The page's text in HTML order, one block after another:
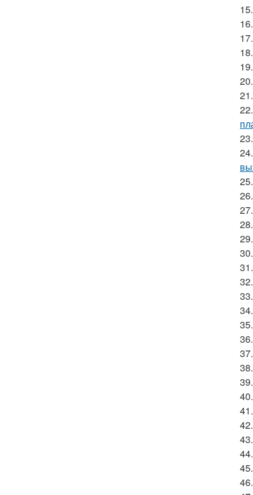
15.
16.
17.
18.
19.
20.
21.
22.
23.
24.
25.
26.
27.
28.
29.
30.
31.
32.
33.
34.
35.
36.
37.
38.
39.
40.
41.
42.
43.
44.
45.
46.